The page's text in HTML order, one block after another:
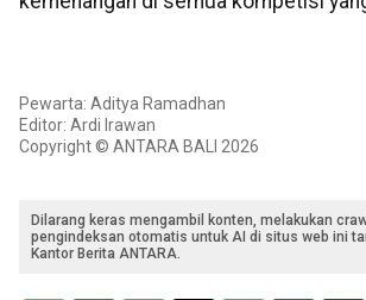
Pewarta: Aditya Ramadhan
Editor: Ardi Irawan
Copyright © ANTARA BALI 2026
Dilarang keras mengambil konten, melakukan
pengindeksan otomatis untuk AI di situs web ini
Kantor Berita ANTARA.